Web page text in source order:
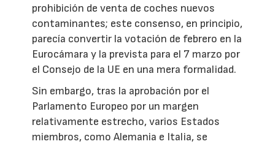
prohibición de venta de coches nuevos
contaminantes; este consenso, en principio,
parecía convertir la votación de febrero en la
Eurocámara y la prevista para el 7 marzo por
el Consejo de la UE en una mera formalidad.
Sin embargo, tras la aprobación por el
Parlamento Europeo por un margen
relativamente estrecho, varios Estados
miembros, como Alemania e Italia, se